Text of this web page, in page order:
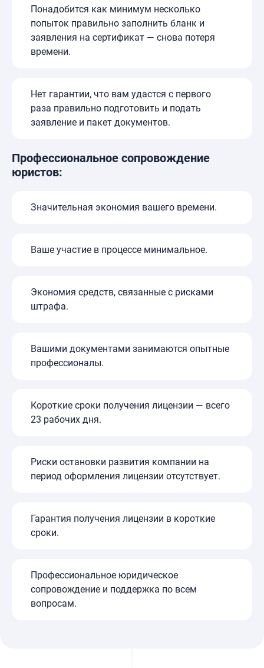
Понадобится как минимум несколько
попыток правильно заполнить бланк и
заявления на сертификат — снова потеря
времени.
Нет гарантии, что вам удастся с первого
раза правильно подготовить и подать
заявление и пакет документов.
Профессиональное сопровождение
юристов:
Значительная экономия вашего времени.
Ваше участие в процессе минимальное.
Экономия средств, связанные с рисками
штрафа.
Вашими документами занимаются опытные
профессионалы.
Короткие сроки получения лицензии — всего
23 рабочих дня.
Риски остановки развития компании на
период оформления лицензии отсутствует.
Гарантия получения лицензии в короткие
сроки.
Профессиональное юридическое
сопровождение и поддержка по всем
вопросам.